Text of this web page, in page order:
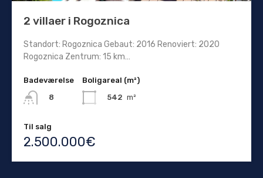
2 villaer i Rogoznica
Standort: Rogoznica Gebaut: 2016 Renoviert: 2020
Rogoznica Zentrum: 15 km…
Badeværelse
8
Boligareal (m²)
542 m²
Til salg
2.500.000€